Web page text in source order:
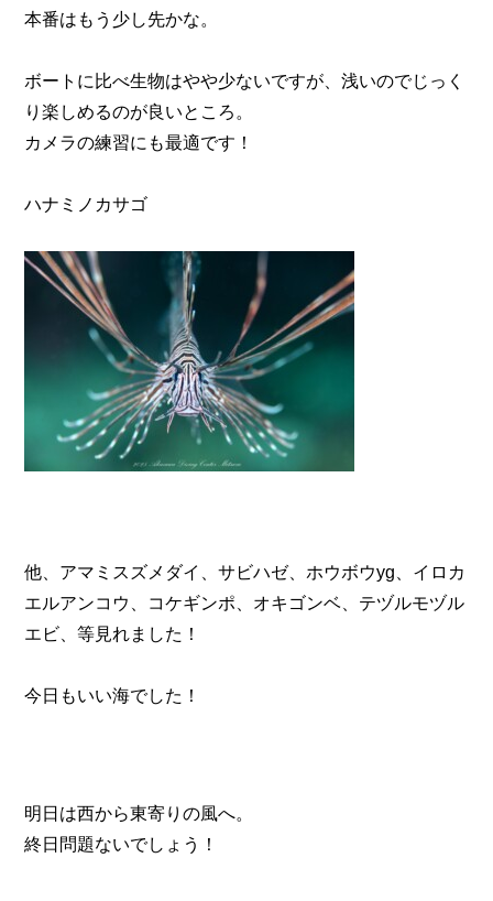
本番はもう少し先かな。
ボートに比べ生物はやや少ないですが、浅いのでじっく
り楽しめるのが良いところ。
カメラの練習にも最適です！
ハナミノカサゴ
他、アマミスズメダイ、サビハゼ、ホウボウyg、イロカ
エルアンコウ、コケギンポ、オキゴンベ、テヅルモヅル
エビ、等見れました！
今日もいい海でした！
明日は西から東寄りの風へ。
終日問題ないでしょう！